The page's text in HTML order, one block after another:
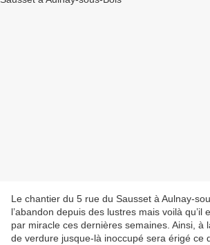
Le chantier du 5 rue du Sausset à Aulnay-
l’abandon depuis des lustres mais voilà qu’il
par miracle ces dernières semaines. Ainsi, à
de verdure jusque-là inoccupé sera érigé ce